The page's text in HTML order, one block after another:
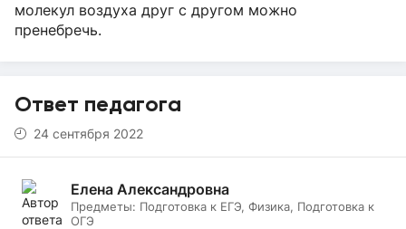
молекул воздуха друг с другом можно
пренебречь.
Ответ педагога
24 сентября 2022
Елена Александровна
Предметы: Подготовка к ЕГЭ, Физика, Подготовка к
ОГЭ